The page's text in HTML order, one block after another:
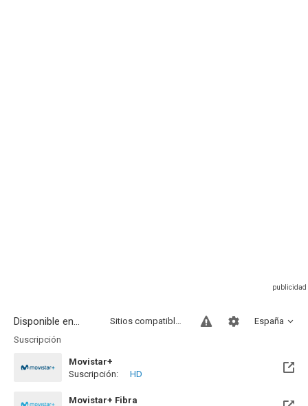
Disponible en... España
Sitios compatibles
Suscripción
Movistar+
Disponible hasta el Jue, 31 Dic 2026 (Quedan 4 meses)
Suscripción: HD
Movistar+ Fibra